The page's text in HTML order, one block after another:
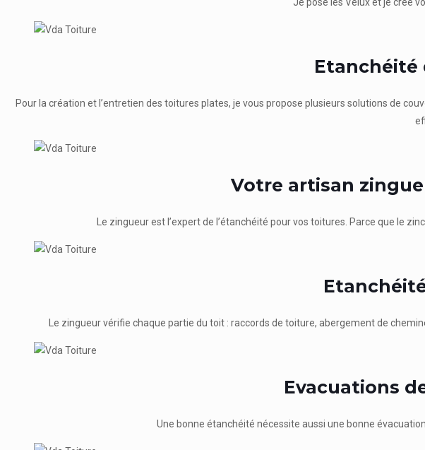
Etanchéité
Pour la création et l’entretien des toitures plates, je vous propose plusieurs solutions de
Votre artisan
Le zingueur est l’expert de l’étanchéité pour vos toitures. Parce que le
Le zingueur vérifie chaque partie du toit : raccords de toiture, abergement de
Evacuations
Une bonne étanchéité nécessite aussi une bonne